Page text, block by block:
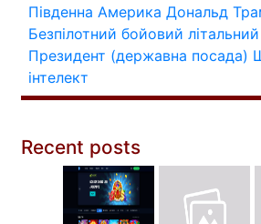
Південна Америка Дональд
Безпілотний бойовий
Президент (державна посада)
інтелект
Recent posts